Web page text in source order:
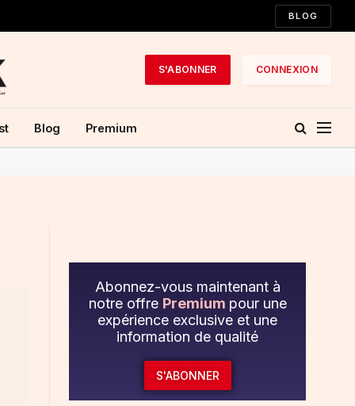
BLOG
S'ABONNER CONNEXION
Blog Premium
Abonnez-vous maintenant à
notre offre Premium pour une
expérience exclusive et une
information de qualité
S'ABONNER